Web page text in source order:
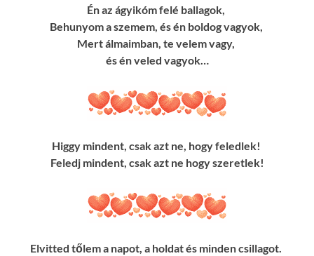
Én az ágyikóm felé ballagok,
Behunyom a szemem, és én boldog vagyok,
Mert álmaimban, te velem vagy,
és én veled vagyok…
Higgy mindent, csak azt ne, hogy feledlek!
Feledj mindent, csak azt ne hogy szeretlek!
Elvitted tőlem a napot, a holdat és minden csillagot.